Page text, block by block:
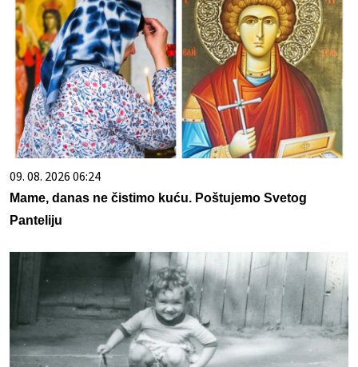
09. 08. 2026 06:24
Mame, danas ne čistimo kuću. Poštujemo Svetog
Panteliju